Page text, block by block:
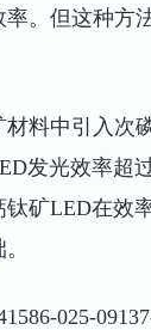
。但这种方
料中引入次
发光效率超
矿LED在效
025-